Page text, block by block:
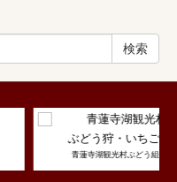
検索
ぶどう狩・いちご狩
青蓮寺湖観光村ぶどう組合